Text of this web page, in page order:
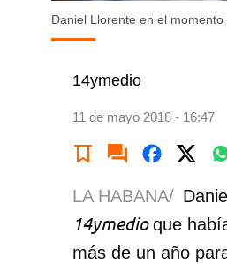
Daniel Llorente en el
14ymedio
11 de mayo 2018 - 16:47
LA HABANA/
14ymedioque
más de un año